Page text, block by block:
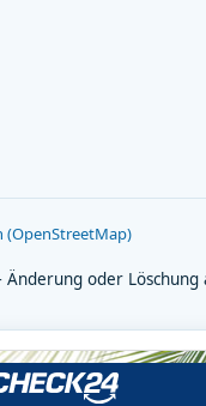
(OpenStreetMap)
Änderung oder Löschung